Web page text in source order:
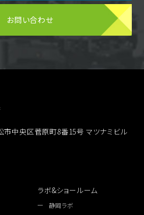
お問い合わせ
市中央区菅原町8番15号 マツナミビル
ラボ&ショールーム
静岡ラボ